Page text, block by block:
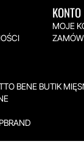
KONTO
MOJE
BENE BUTIK